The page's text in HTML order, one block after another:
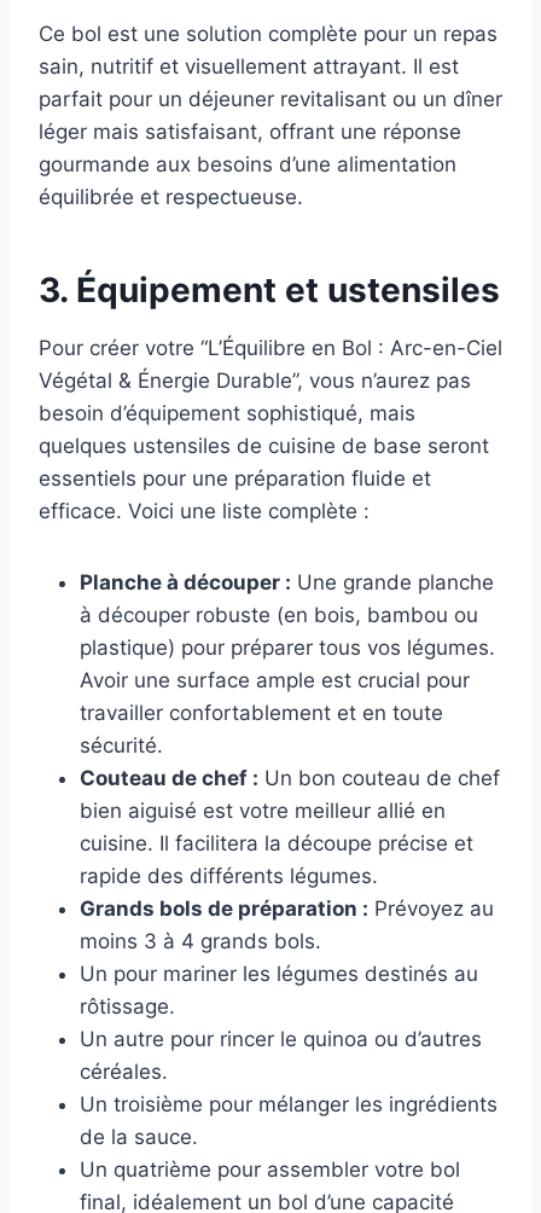
Ce bol est une solution complète pour un repas
sain, nutritif et visuellement attrayant. Il est
parfait pour un déjeuner revitalisant ou un dîner
léger mais satisfaisant, offrant une réponse
gourmande aux besoins d’une alimentation
équilibrée et respectueuse.
3. Équipement et ustensiles
Pour créer votre “L’Équilibre en Bol : Arc-en-Ciel
Végétal & Énergie Durable”, vous n’aurez pas
besoin d’équipement sophistiqué, mais
quelques ustensiles de cuisine de base seront
essentiels pour une préparation fluide et
efficace. Voici une liste complète :
Planche à découper : Une grande planche
à découper robuste (en bois, bambou ou
plastique) pour préparer tous vos légumes.
Avoir une surface ample est crucial pour
travailler confortablement et en toute
sécurité.
Couteau de chef : Un bon couteau de chef
bien aiguisé est votre meilleur allié en
cuisine. Il facilitera la découpe précise et
rapide des différents légumes.
Grands bols de préparation : Prévoyez au
moins 3 à 4 grands bols.
Un pour mariner les légumes destinés au
rôtissage.
Un autre pour rincer le quinoa ou d’autres
céréales.
Un troisième pour mélanger les ingrédients
de la sauce.
Un quatrième pour assembler votre bol
final, idéalement un bol d’une capacité